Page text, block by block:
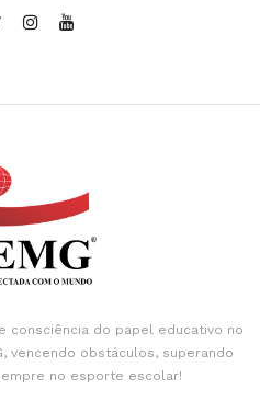
consciência do papel educativo no
vencendo obstáculos, superando
no esporte escolar!